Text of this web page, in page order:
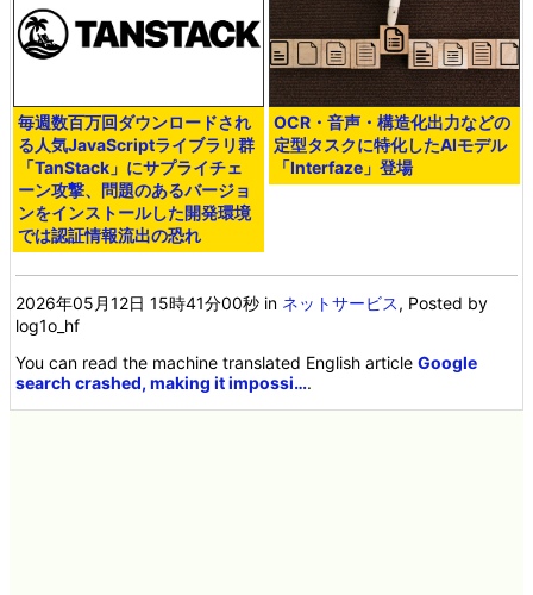
毎週数百万回ダウンロードされ
る人気JavaScriptライブラリ群
「TanStack」にサプライチェ
ーン攻撃、問題のあるバージョ
ンをインストールした開発環境
では認証情報流出の恐れ
OCR・音声・構造化出力などの
定型タスクに特化したAIモデル
「Interfaze」登場
2026年05月12日 15時41分00秒 in ネットサービス, Posted by
log1o_hf
You can read the machine translated English articleGoogle
search crashed, making it impossi….